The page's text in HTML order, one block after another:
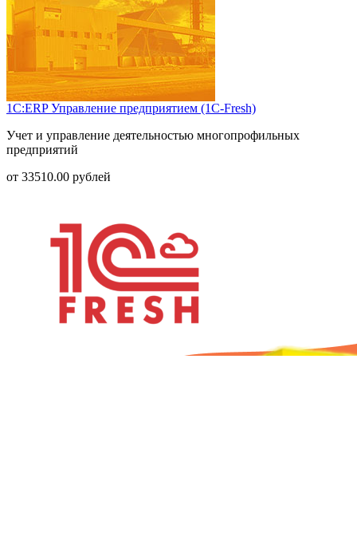
1С:ERP Управление предприятием (1С-Fresh)
Учет и управление деятельностью многопрофильных
предприятий
от 33510.00 рублей